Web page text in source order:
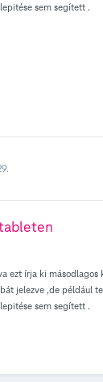
sem segített .
ezt írja ki
jelezve ,de
sem segített .